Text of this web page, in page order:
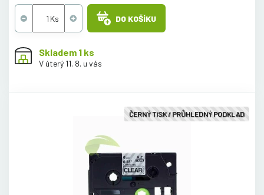
DO KOŠÍKU
Skladem 1 ks
V úterý 11. 8. u vás
ČERNÝ TISK / PRŮHLEDNÝ PODKLAD